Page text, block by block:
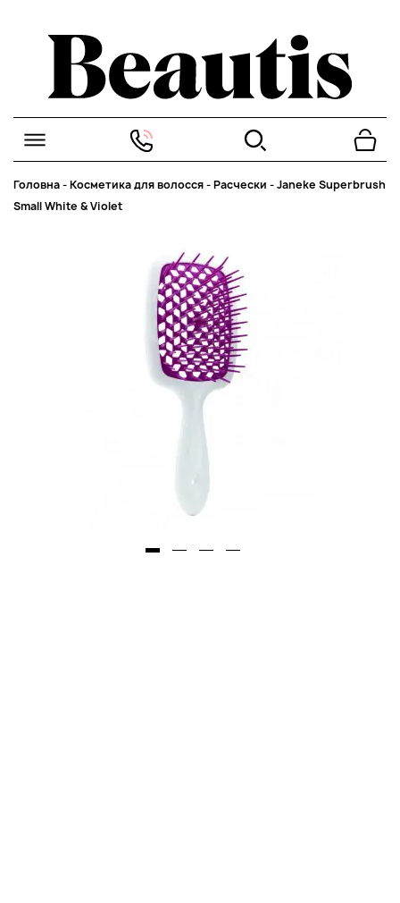
Головна-Косметика для волосся-Расчески -Janeke Superbrush
Small White & Violet